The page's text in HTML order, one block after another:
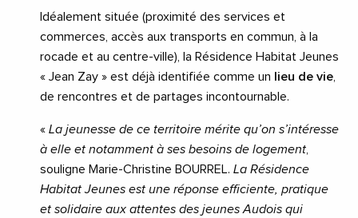
Idéalement située (proximité des services et
commerces, accès aux transports en commun, à la
rocade et au centre-ville), la Résidence Habitat Jeunes
« Jean Zay » est déjà identifiée comme un
lieu de vie
de rencontres et de partages incontournable.
« La jeunesse de ce territoire mérite qu’on s’intéresse
à elle et notamment à ses besoins de logement
souligne Marie-Christine BOURREL. La Résidence
Habitat Jeunes est une réponse efficiente, pratique
et solidaire aux attentes des jeunes Audois qui